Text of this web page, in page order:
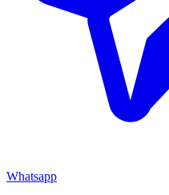
Whatsapp